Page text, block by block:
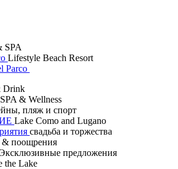
SPA
Lifestyle Beach Resort
Parco
Drink
SPA & Wellness
пляж и спорт
Lake Como and Lugano
свадьба и торжества
& поощрения
предложения
the Lake